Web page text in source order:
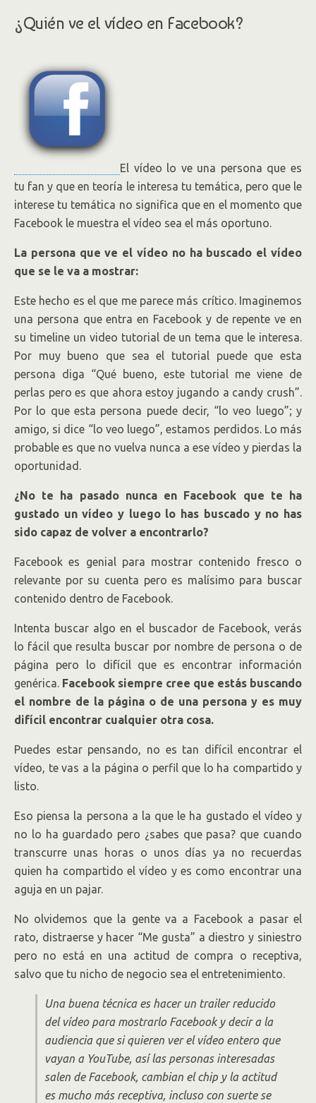
¿Quién ve el vídeo en Facebook?
El vídeo lo ve una persona que es
tu fan y que en teoría le interesa tu temática, pero que le
interese tu temática no significa que en el momento que
Facebook le muestra el vídeo sea el más oportuno.
La persona que ve el vídeo no ha buscado el vídeo
que se le va a mostrar:
Este hecho es el que me parece más crítico. Imaginemos
una persona que entra en Facebook y de repente ve en
su timeline un video tutorial de un tema que le interesa.
Por muy bueno que sea el tutorial puede que esta
persona diga “Qué bueno, este tutorial me viene de
perlas pero es que ahora estoy jugando a candy crush”.
Por lo que esta persona puede decir, “lo veo luego”; y
amigo, si dice “lo veo luego”, estamos perdidos. Lo más
probable es que no vuelva nunca a ese vídeo y pierdas la
oportunidad.
¿No te ha pasado nunca en Facebook que te ha
gustado un vídeo y luego lo has buscado y no has
sido capaz de volver a encontrarlo?
Facebook es genial para mostrar contenido fresco o
relevante por su cuenta pero es malísimo para buscar
contenido dentro de Facebook.
Intenta buscar algo en el buscador de Facebook, verás
lo fácil que resulta buscar por nombre de persona o de
página pero lo difícil que es encontrar información
genérica. Facebook siempre cree que estás buscando
el nombre de la página o de una persona y es muy
difícil encontrar cualquier otra cosa.
Puedes estar pensando, no es tan difícil encontrar el
vídeo, te vas a la página o perfil que lo ha compartido y
listo.
Eso piensa la persona a la que le ha gustado el vídeo y
no lo ha guardado pero ¿sabes que pasa? que cuando
transcurre unas horas o unos días ya no recuerdas
quien ha compartido el vídeo y es como encontrar una
aguja en un pajar.
No olvidemos que la gente va a Facebook a pasar el
rato, distraerse y hacer “Me gusta” a diestro y siniestro
pero no está en una actitud de compra o receptiva,
salvo que tu nicho de negocio sea el entretenimiento.
Una buena técnica es hacer un trailer reducido
del vídeo para mostrarlo Facebook y decir a la
audiencia que si quieren ver el vídeo entero que
vayan a YouTube, así las personas interesadas
salen de Facebook, cambian el chip y la actitud
es mucho más receptiva, incluso con suerte se